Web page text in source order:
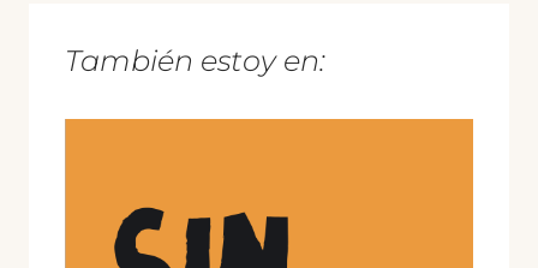
También estoy en: